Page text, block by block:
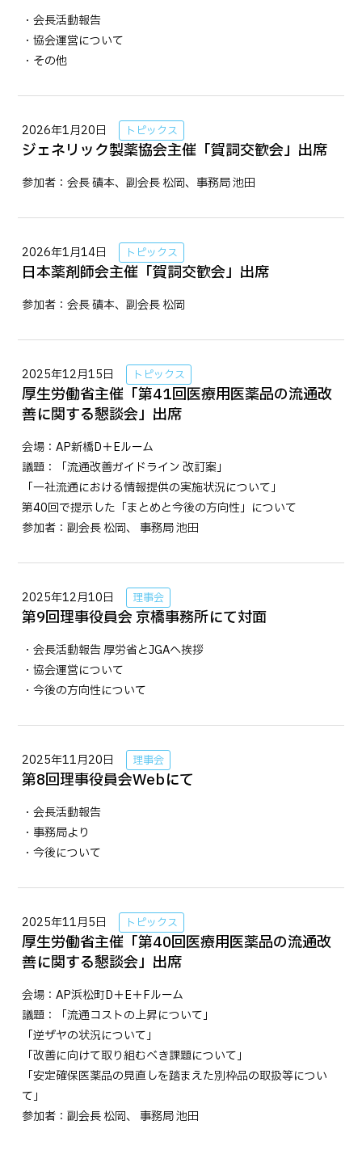
・会長活動報告
・協会運営について
・その他
2026年1月20日 トピックス
ジェネリック製薬協会主催「賀詞交歓会」出席
参加者：会長 磧本、副会長 松岡、事務局 池田
2026年1月14日 トピックス
日本薬剤師会主催「賀詞交歓会」出席
参加者：会長 磧本、副会長 松岡
2025年12月15日 トピックス
厚生労働省主催「第41回医療用医薬品の流通改
善に関する懇談会」出席
会場：AP新橋D＋Eルーム
議題：「流通改善ガイドライン 改訂案」
「一社流通における情報提供の実施状況について」
第40回で提示した「まとめと今後の方向性」について
参加者：副会長 松岡、 事務局 池田
2025年12月10日 理事会
第9回理事役員会 京橋事務所にて対面
・会長活動報告 厚労省とJGAへ挨拶
・協会運営について
・今後の方向性について
2025年11月20日 理事会
第8回理事役員会Webにて
・会長活動報告
・事務局より
・今後について
2025年11月5日 トピックス
厚生労働省主催「第40回医療用医薬品の流通改
善に関する懇談会」出席
会場：AP浜松町D＋E＋Fルーム
議題：「流通コストの上昇について」
「逆ザヤの状況について」
「改善に向けて取り組むべき課題について」
「安定確保医薬品の見直しを踏まえた別枠品の取扱等につい
て」
参加者：副会長 松岡、 事務局 池田